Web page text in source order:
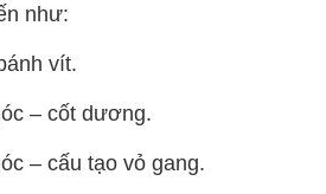
như:
vít.
– cốt dương.
– cấu tạo vỏ gang.